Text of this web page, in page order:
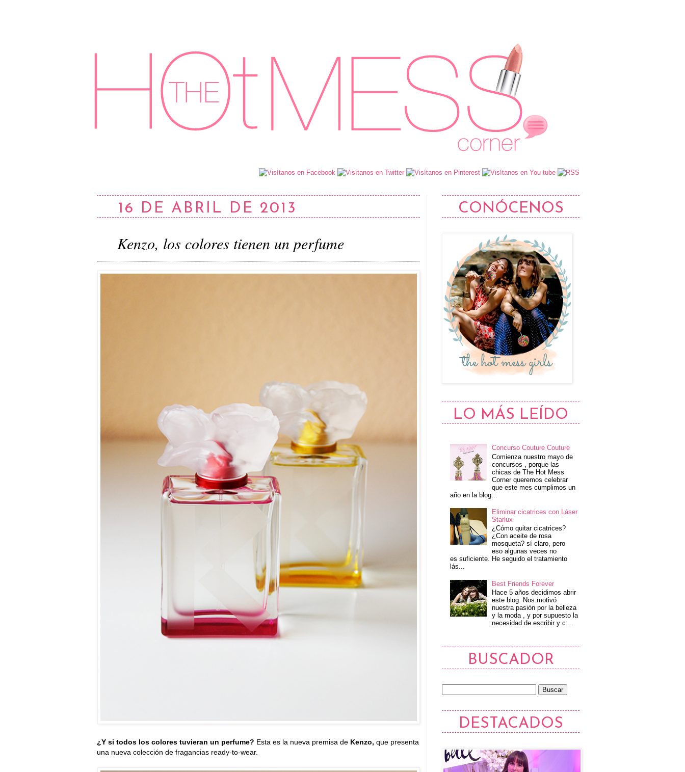
16 DE ABRIL DE 2013
Kenzo, los colores tienen un perfume
¿Y si todos los colores tuvieran un perfume? Esta es la nueva premisa de Kenzo, que presenta
una nueva colección de fragancias ready-to-wear.
CONÓCENOS
LO MÁS LEÍDO
Concurso Couture Couture
Comienza nuestro mayo de
concursos , porque las
chicas de The Hot Mess
Corner queremos celebrar
que este mes cumplimos un
año en la blog...
Eliminar cicatrices con Láser
Starlux
¿Cómo quitar cicatrices?
¿Con aceite de rosa
mosqueta? sí claro, pero
eso algunas veces no
es suficiente. He seguido el tratamiento
lás...
Best Friends Forever
Hace 5 años decidimos abrir
este blog. Nos motivó
nuestra pasión por la belleza
y la moda , y por supuesto la
necesidad de escribir y c...
BUSCADOR
DESTACADOS